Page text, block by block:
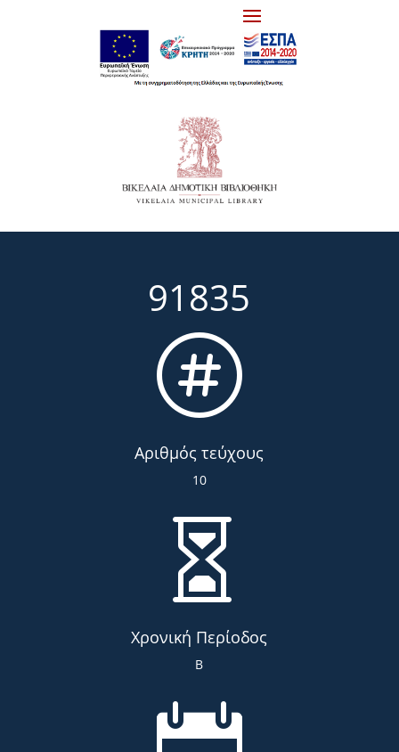
91835

Αριθμός τεύχους
10

Χρονική Περίοδος
Β